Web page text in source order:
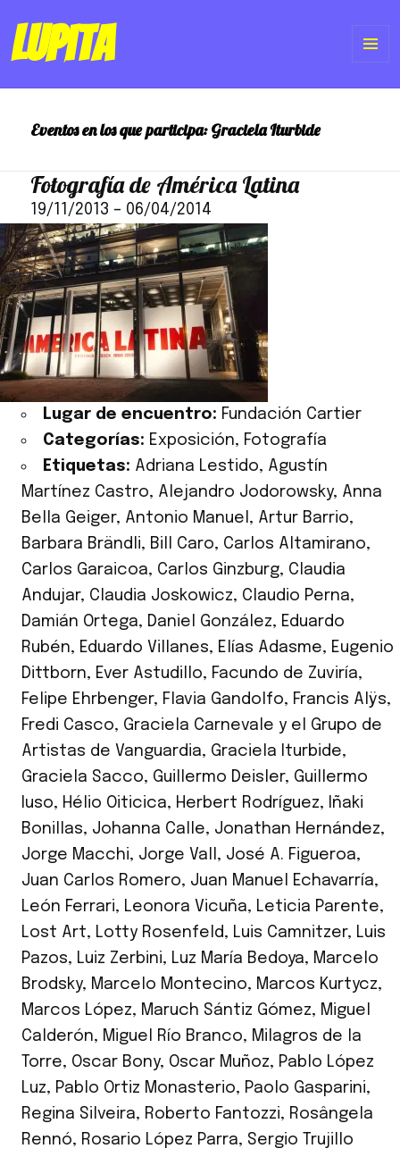
Lupita
Eventos en los que participa:Graciela Iturbide
Fotografía de América Latina
19/11/2013 – 06/04/2014
Lugar de encuentro: Fundación Cartier
Categorías: Exposición, Fotografía
Etiquetas: Adriana Lestido, Agustín
Martínez Castro, Alejandro Jodorowsky, Anna
Bella Geiger, Antonio Manuel , Artur Barrio,
Barbara Brändli, Bill Caro, Carlos Altamirano,
Carlos Garaicoa, Carlos Ginzburg, Claudia
Andujar, Claudia Joskowicz, Claudio Perna,
Damián Ortega, Daniel González, Eduardo
Rubén, Eduardo Villanes, Elías Adasme, Eugenio
Dittborn, Ever Astudillo, Facundo de Zuviría,
Felipe Ehrbenger, Flavia Gandolfo, Francis Alÿs,
Fredi Casco, Graciela Carnevale y el Grupo de
Artistas de Vanguardia, Graciela Iturbide,
Graciela Sacco, Guillermo Deisler, Guillermo
Iuso, Hélio Oiticica, Herbert Rodríguez,
Iñaki
Bonillas, Johanna Calle, Jonathan Hernández,
Jorge Macchi, Jorge Vall , José A. Figueroa,
Juan Carlos Romero, Juan Manuel Echavarría,
León Ferrari, Leonora Vicuña, Leticia Parente,
Lost Art, Lotty Rosenfeld, Luis Camnitzer, Luis
Pazos, Luiz Zerbini, Luz María Bedoya, Marcelo
Brodsky, Marcelo Montecino, Marcos Kurtycz,
Marcos López, Maruch Sántiz Gómez, Miguel
Calderón, Miguel Río Branco, Milagros de la
Torre, Oscar Bony, Oscar Muñoz, Pablo López
Luz, Pablo Ortiz Monasterio, Paolo Gasparini,
Regina Silveira, Roberto Fantozzi, Rosângela
Rennó, Rosario López Parra, Sergio Trujillo